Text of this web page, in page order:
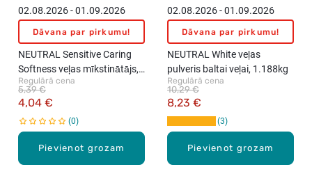
Pievienot grozam
02.08.2026 - 01.09.2026
Dāvana par pirkumu!
NEUTRAL Sensitive Caring
Softness veļas mīkstinātājs,
1l
Regulārā cena
4,04 €
5,39 €
0
Pievienot grozam
02.08.2026 - 01.09.2026
Dāvana par pirkumu!
NEUTRAL White veļas
pulveris baltai veļai, 1.188kg
Regulārā cena
8,23 €
10,29 €
3